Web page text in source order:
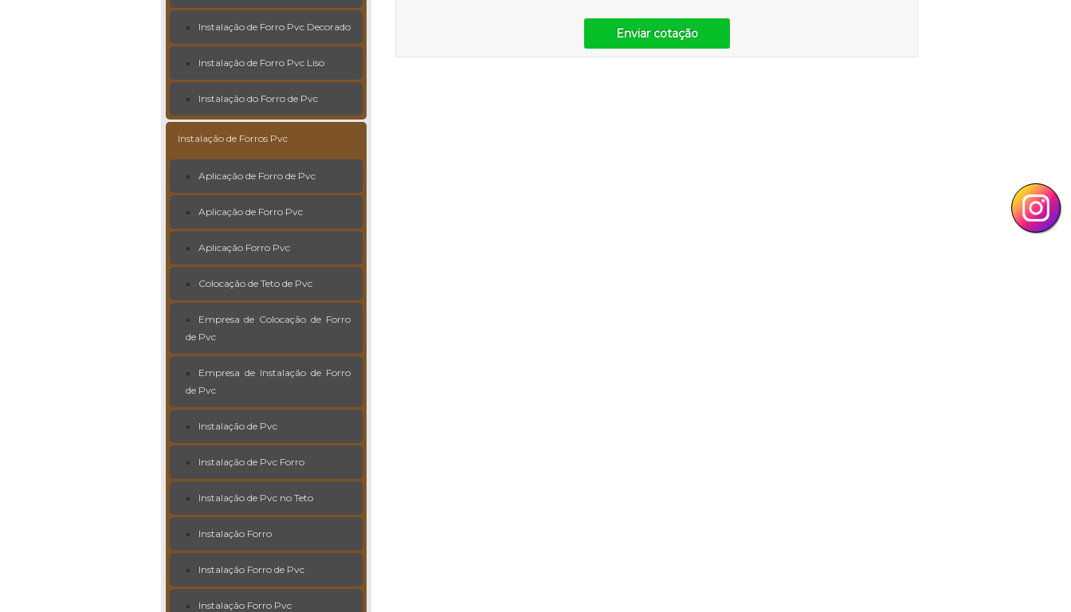
Instalação de Forro Pvc Decorado
Instalação de Forro Pvc Liso
Instalação do Forro de Pvc
Instalação de Forros Pvc
Aplicação de Forro de Pvc
Aplicação de Forro Pvc
Aplicação Forro Pvc
Colocação de Teto de Pvc
Empresa de Colocação de Forro
de Pvc
Empresa de Instalação de Forro
de Pvc
Instalação de Pvc
Instalação de Pvc Forro
Instalação de Pvc no Teto
Instalação Forro
Instalação Forro de Pvc
Instalação Forro Pvc
Enviar cotação